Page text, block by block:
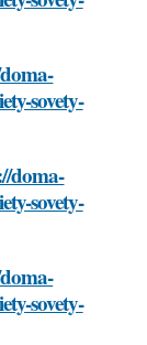
sovety-
doma-
sovety-
sovety-